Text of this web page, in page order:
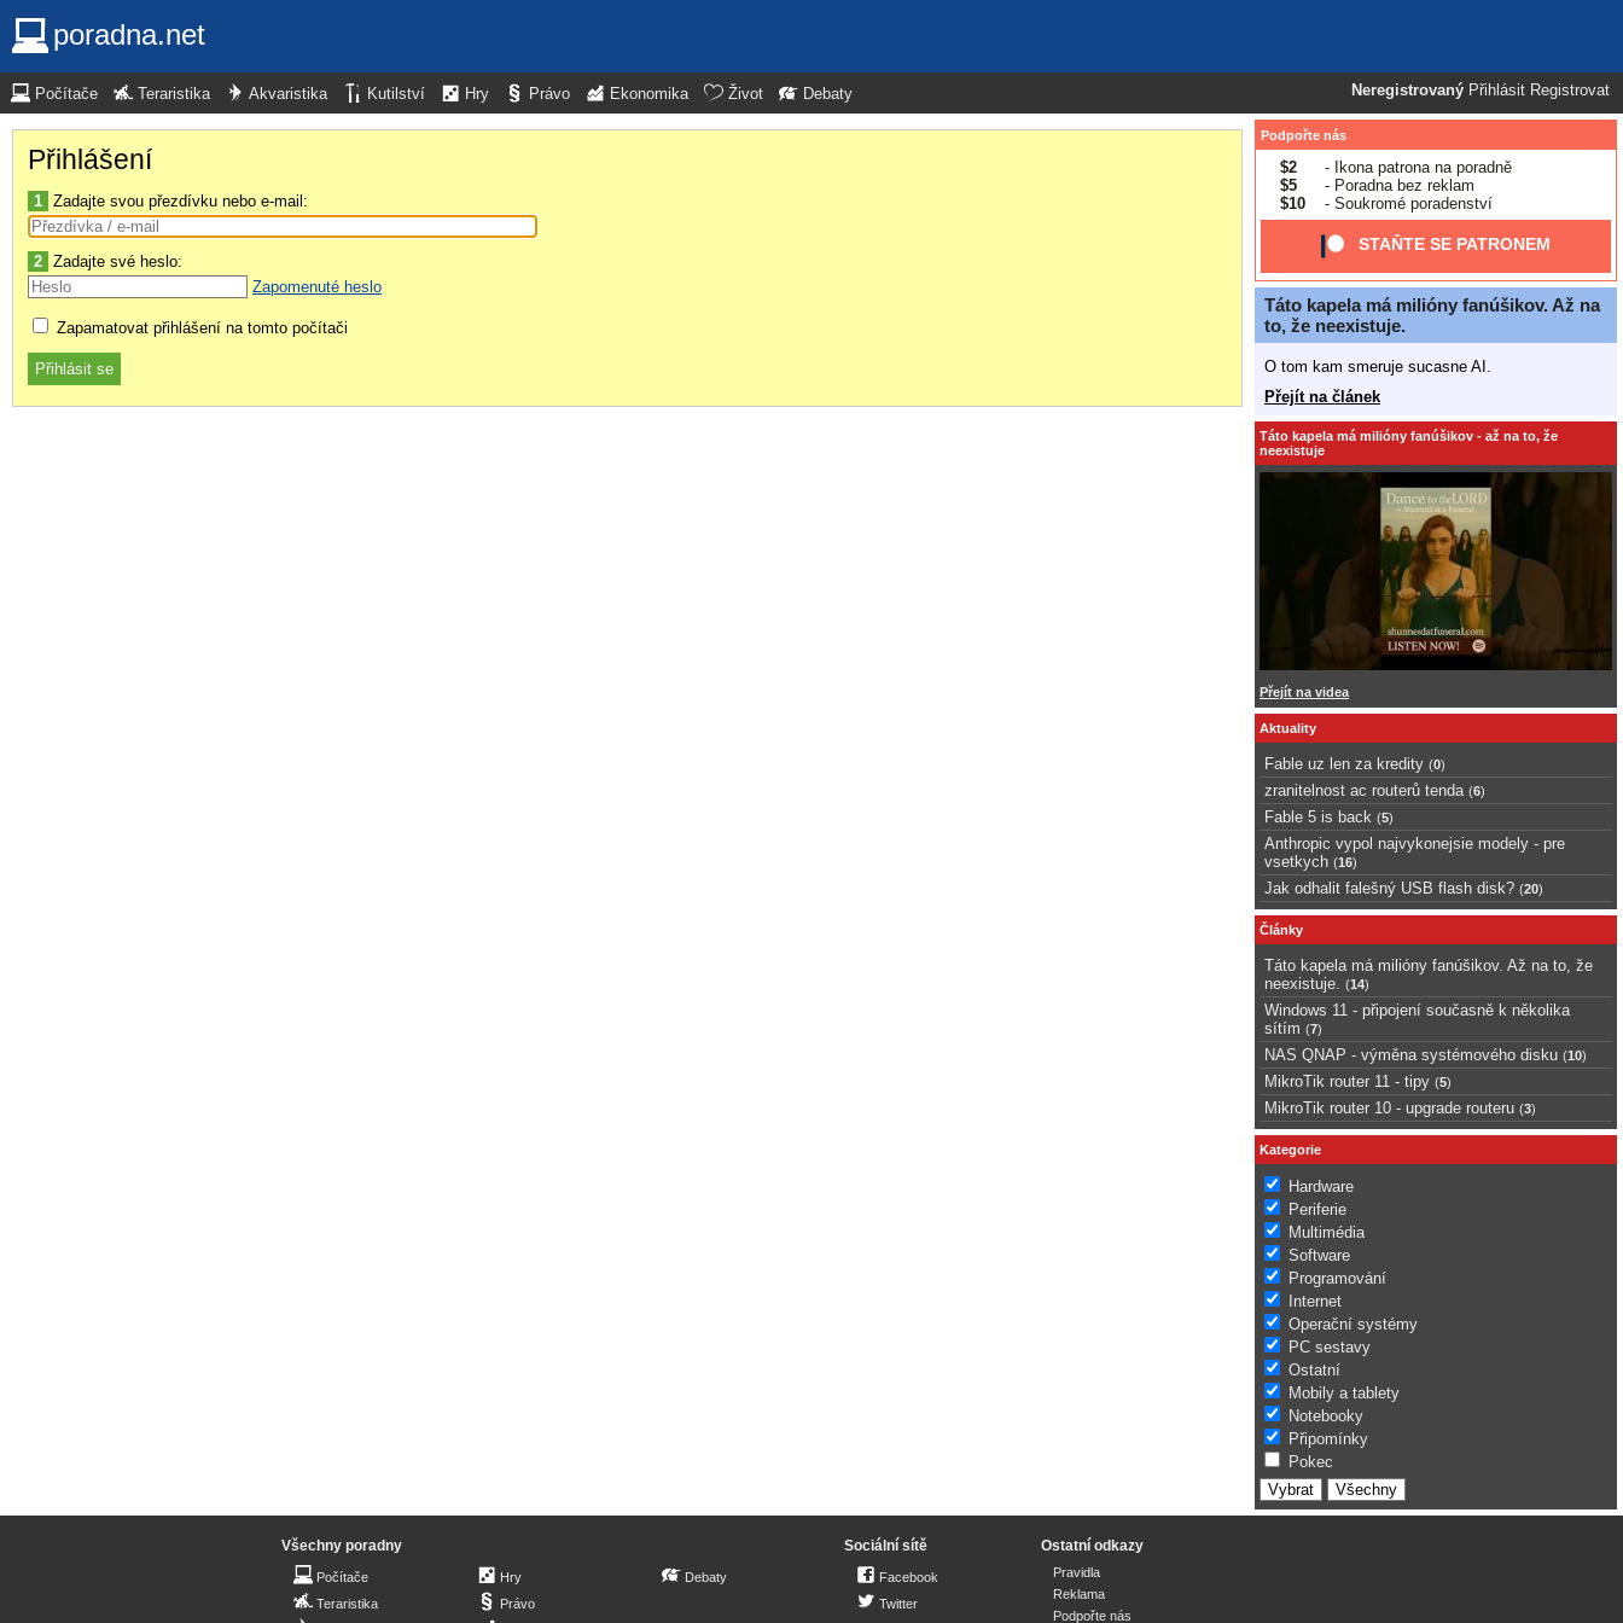
poradna.net
Neregistrovaný Přihlásit Registrovat
Počítače Teraristika Akvaristika Kutilství Hry Právo Ekonomika Život Debaty
Přihlášení
1 Zadajte svou přezdívku nebo e-mail:
2 Zadajte své heslo:
Zapomenuté heslo
Zapamatovat přihlášení na tomto počítači
Podpořte nás
$2
- Ikona patrona na poradně
$5
- Poradna bez reklam
$10
- Soukromé poradenství
STAŇTE SE PATRONEM
Táto kapela má milióny fanúšikov. Až na
to, že neexistuje.
O tom kam smeruje sucasne AI.
Přejít na článek
Táto kapela má milióny fanúšikov - až na to, že
neexistuje
Přejít na videa
Aktuality
Fable uz len za kredity (0)
zranitelnost ac routerů tenda (6)
Fable 5 is back (5)
Anthropic vypol najvykonejsie modely - pre
vsetkych (16)
Jak odhalit falešný USB flash disk? (20)
Články
Táto kapela má milióny fanúšikov. Až na to, že
neexistuje.
(14)
Windows 11 - připojení současně k několika
sítím (7)
NAS QNAP - výměna systémového disku (10)
MikroTik router 11 - tipy (5)
MikroTik router 10 - upgrade routeru (3)
Kategorie
Hardware
Periferie
Multimédia
Software
Programování
Internet
Operační systémy
PC sestavy
Ostatní
Mobily a tablety
Notebooky
Připomínky
Pokec
Všechny poradny
Počítače
Teraristika
Hry
Právo
Debaty
Sociální sítě
Facebook
Twitter
Ostatní odkazy
Pravidla
Reklama
Podpořte nás